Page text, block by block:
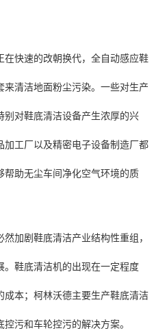
在快速的改朝换代，全自动感应鞋
来清洁地面粉尘污染。一些对生产
别对鞋底清洁设备产生浓厚的兴
加工厂以及精密电子设备制造厂都
帮助无尘车间净化空气环境的质
加剧鞋底清洁产业结构性重组，
。鞋底清洁机的出现在一定程度
成本；柯林沃德主要生产鞋底清洁
污和车轮控污的解决方案。